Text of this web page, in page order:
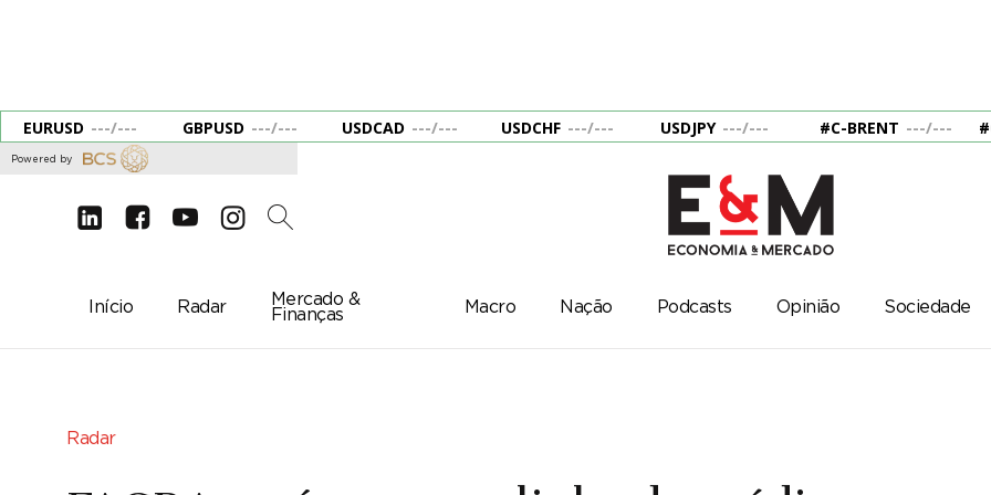
EURUSD ---/--- GBPUSD ---/--- USDCAD ---/--- USDCHF ---/--- USDJPY ---/--- #C-BRENT ---/---
Powered by
d e g c 2
Início Radar
Mercado &
Finanças
Macro Nação Podcasts Opinião Sociedade
Radar